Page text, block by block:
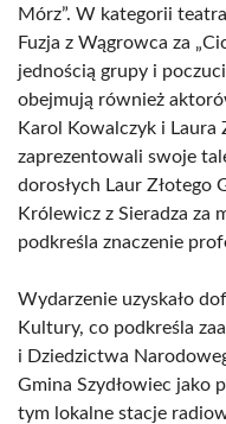
Mórz”. W kategorii
Fuzja z Wągrowca za
jednością grupy i
obejmują również
Karol Kowalczyk i Laura
zaprezentowali swoje
dorosłych Laur Złotego
Królewicz z Sieradza za
podkreśla znaczenie
Wydarzenie uzyskało
Kultury, co podkreśla
i Dziedzictwa
Gmina Szydłowiec jako
tym lokalne stacje